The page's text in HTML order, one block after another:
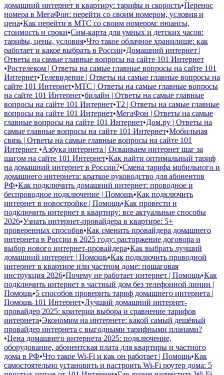
домашний интернет в квартиру: тарифы и скорость•Перенос
номера в МегаФон: перейти со своим номером, условия и
цена•Как перейти в МТС со своим номером: нюансы,
стоимость и сроки•Сим-карта для умных и детских часов:
тарифы, цены, условия•Что такое облачное хранилище: как
работает и какое выбрать в России•Домашний интернет |
Ответы на самые главные вопросы на сайте 101 Интернет
•Ростелеком | Ответы на самые главные вопросы на сайте 101
Интернет•Телевидение | Ответы на самые главные вопросы на
сайте 101 Интернет•МТС | Ответы на самые главные вопросы
на сайте 101 Интернет•билайн | Ответы на самые главные
вопросы на сайте 101 Интернет•Т2 | Ответы на самые главные
вопросы на сайте 101 Интернет•МегаФон | Ответы на самые
главные вопросы на сайте 101 Интернет•Дом.ру | Ответы на
самые главные вопросы на сайте 101 Интернет•Мобильная
связь | Ответы на самые главные вопросы на сайте 101
Интернет •Азбука интернета | Осваиваем интернет шаг за
шагом на сайте 101 Интернет•Как найти оптимальный тариф
на домашний интернет в России?•Смена тарифа мобильного и
домашнего интернета: краткое руководство для абонентов
РФ•Как подключить домашний интернет: проводное и
беспроводное подключение | Помощь•Как подключить
интернет в новостройке | Помощь•Как провести и
подключить интернет в квартиру: все актуальные способы
2026•Узнать интернет-провайдера в квартире: 5+
проверенных способов•Как сменить провайдера домашнего
интернета в России в 2025 году: расторжение договора и
выбор нового интернет-провайдера•Как выбрать лучший
домашний интернет | Помощь•Как подключить проводной
интернет в квартире или частном доме: пошаговая
инструкция 2026•Почему не работает интернет | Помощь•Как
подключить интернет в частный дом без телефонной линии |
Помощь•5 способов проверить тариф домашнего интернета |
Помощь 101 Интернет•Лучший домашний интернет-
провайдер 2025: критерии выбора и сравнение тарифов
интернета•Экономим на интернете: какой самый дешёвый
провайдер интернета с выгодными тарифными планами?
•Цена домашнего интернета 2025: подключение,
оборудование, абонентская плата для квартиры и частного
дома в РФ•Что такое Wi-Fi и как он работает | Помощь•Как
самостоятельно установить и настроить Wi-Fi роутер дома: 5